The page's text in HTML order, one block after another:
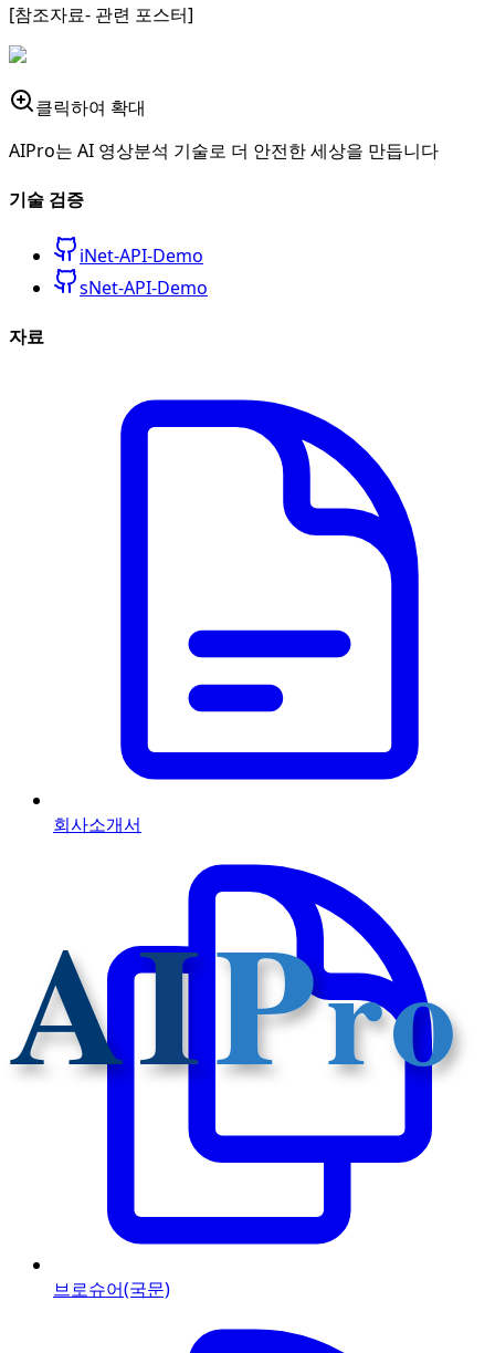
[참조자료- 관련 포스터]
클릭하여 확대
AIPro는 AI 영상분석 기술로 더 안전한 세상을 만듭니다
기술 검증
iNet-API-Demo
sNet-API-Demo
자료
회사소개서
브로슈어(국문)